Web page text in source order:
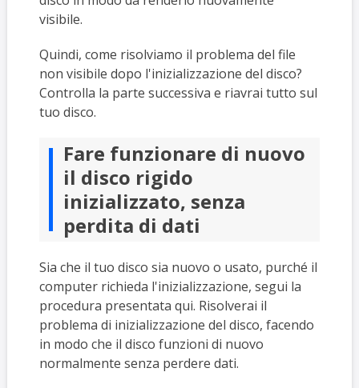
visibile.
Quindi, come risolviamo il problema del file
non visibile dopo l'inizializzazione del disco?
Controlla la parte successiva e riavrai tutto sul
tuo disco.
Fare funzionare di nuovo
il disco rigido
inizializzato, senza
perdita di dati
Sia che il tuo disco sia nuovo o usato, purché il
computer richieda l'inizializzazione, segui la
procedura presentata qui. Risolverai il
problema di inizializzazione del disco, facendo
in modo che il disco funzioni di nuovo
normalmente senza perdere dati.